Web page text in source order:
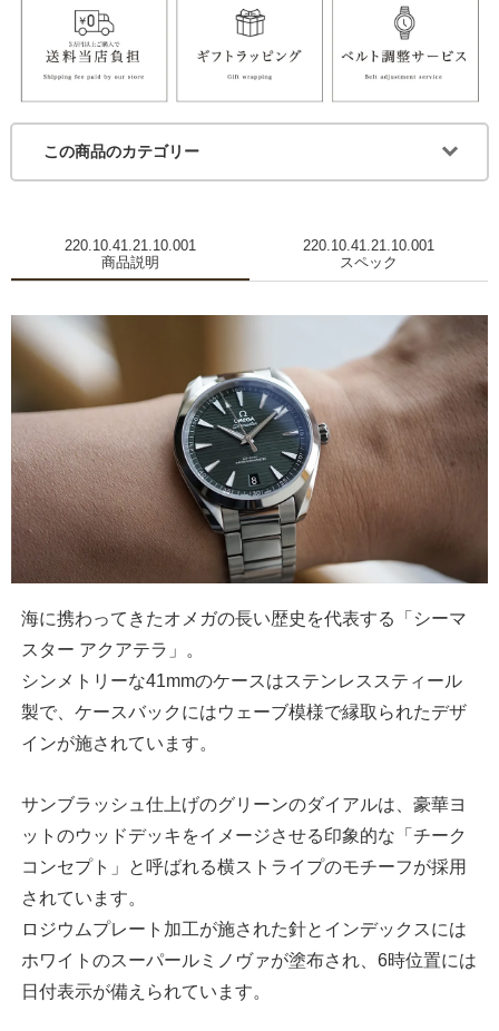
この商品のカテゴリー
220.10.41.21.10.001
商品説明
220.10.41.21.10.001
スペック
海に携わってきたオメガの長い歴史を代表する「シーマ
スター アクアテラ」。
シンメトリーな41mmのケースはステンレススティール
製で、ケースバックにはウェーブ模様で縁取られたデザ
インが施されています。
サンブラッシュ仕上げのグリーンのダイアルは、豪華ヨ
ットのウッドデッキをイメージさせる印象的な「チーク
コンセプト」と呼ばれる横ストライプのモチーフが採用
されています。
ロジウムプレート加工が施された針とインデックスには
ホワイトのスーパールミノヴァが塗布され、6時位置には
日付表示が備えられています。